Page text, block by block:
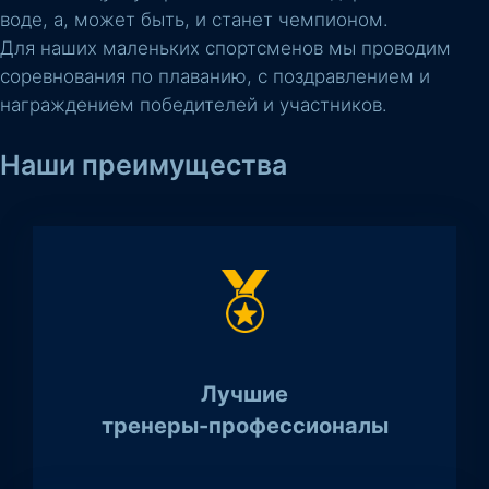
воде, а, может быть, и станет чемпионом.
Для наших маленьких спортсменов мы проводим
соревнования по плаванию, с поздравлением и
награждением победителей и участников.
Наши преимущества
Лучшие
тренеры-профессионалы